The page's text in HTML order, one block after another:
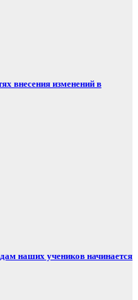
внесения изменений в
наших учеников начинается